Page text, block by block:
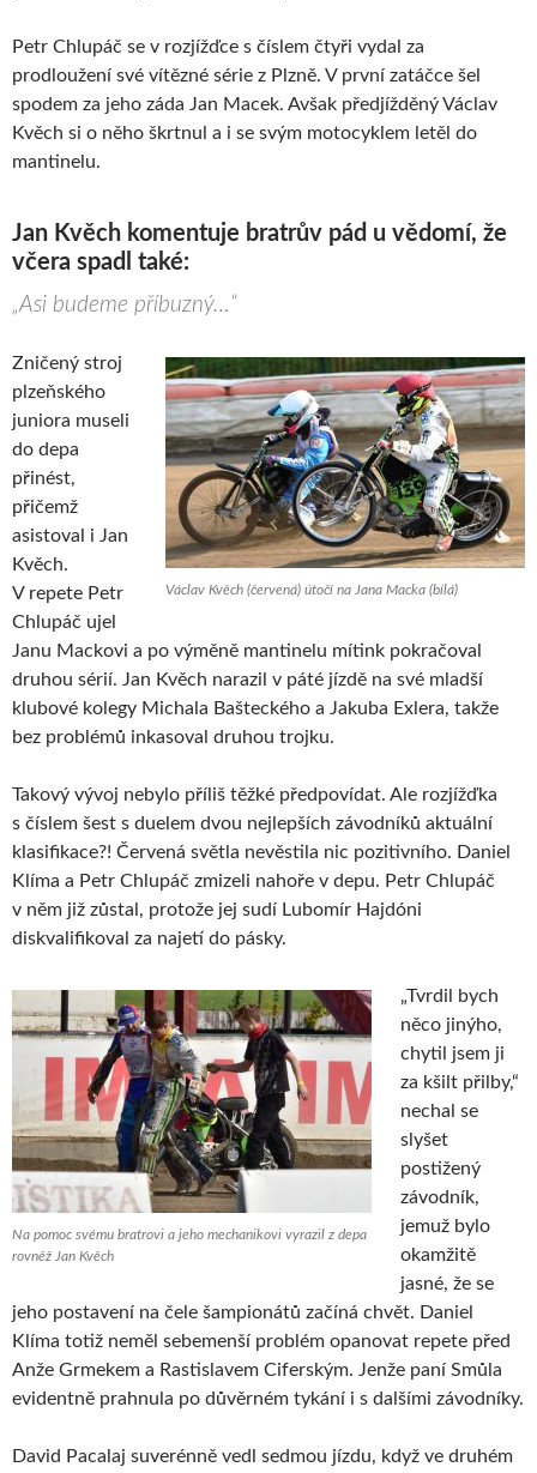
Petr Chlupáč se v rozjížďce s číslem čtyři vydal za
prodloužení své vítězné série z Plzně. V první zatáčce šel
spodem za jeho záda Jan Macek. Avšak předjížděný Václav
Kvěch si o něho škrtnul a i se svým motocyklem letěl do
mantinelu.
Jan Kvěch komentuje bratrův pád u vědomí, že
včera spadl také:
„Asi budeme příbuzný…“
Václav Kvěch (červená) útočí na Jana Macka (bílá)
Zničený stroj
plzeňského
juniora museli
do depa
přinést,
přičemž
asistoval i Jan
Kvěch.
V repete Petr
Chlupáč ujel
Janu Mackovi a po výměně mantinelu mítink pokračoval
druhou sérií. Jan Kvěch narazil v páté jízdě na své mladší
klubové kolegy Michala Bašteckého a Jakuba Exlera, takže
bez problémů inkasoval druhou trojku.
Takový vývoj nebylo příliš těžké předpovídat. Ale rozjížďka
s číslem šest s duelem dvou nejlepších závodníků aktuální
klasifikace?! Červená světla nevěstila nic pozitivního. Daniel
Klíma a Petr Chlupáč zmizeli nahoře v depu. Petr Chlupáč
v něm již zůstal, protože jej sudí Lubomír Hajdóni
diskvalifikoval za najetí do pásky.
Na pomoc svému bratrovi a jeho mechanikovi vyrazil z depa
rovněž Jan Kvěch
„Tvrdil bych
něco jinýho,
chytil jsem ji
za kšilt přilby,“
nechal se
slyšet
postižený
závodník,
jemuž bylo
okamžitě
jasné, že se
jeho postavení na čele šampionátů začíná chvět. Daniel
Klíma totiž neměl sebemenší problém opanovat repete před
Anže Grmekem a Rastislavem Ciferským. Jenže paní Smůla
evidentně prahnula po důvěrném tykání i s dalšími závodníky.
David Pacalaj suverénně vedl sedmou jízdu, když ve druhém